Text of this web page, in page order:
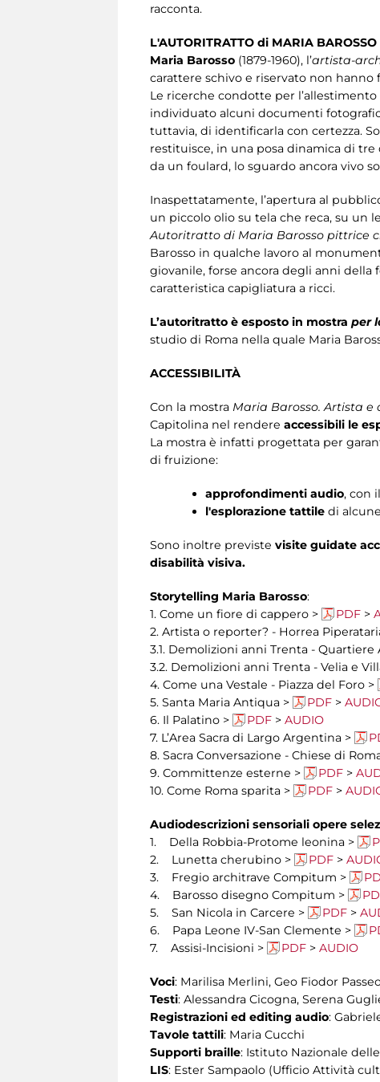
racconta.
L'AUTORITRATTO di MARIA BAROSSO
Maria Barosso (1879-1960), l’artista-
carattere schivo e riservato non
Le ricerche condotte per
individuato alcuni documenti
tuttavia, di identificarla con certezza.
restituisce, in una posa dinamica di
da un foulard, lo sguardo ancora vivo
Inaspettatamente, l’apertura al
un piccolo olio su tela che reca, su un
Autoritratto di Maria Barosso pittrice
Barosso in qualche lavoro al
giovanile, forse ancora degli anni
caratteristica capigliatura a ricci.
L’autoritratto è esposto in mostra per
studio di Roma nella quale Maria
ACCESSIBILITÀ
Con la mostra Maria Barosso. Artista
Capitolina nel rendere accessibili le
La mostra è infatti progettata per
di fruizione:
approfondimenti audio, con
l'esplorazione tattiledi
Sono inoltre previste visite guidate
disabilità visiva.
Storytelling Maria Barosso:
1. Come un fiore di cappero >
PDF >
2. Artista o reporter? - Horrea
3.1. Demolizioni anni Trenta - Quartiere
3.2. Demolizioni anni Trenta - Velia e
4. Come una Vestale - Piazza del Foro >
5. Santa Maria Antiqua >
PDF >
6. Il Palatino >
PDF > AUDIO
7. L’Area Sacra di Largo Argentina >
8. Sacra Conversazione - Chiese di
9. Committenze esterne >
PDF >
10. Come Roma sparita >
PDF >
Audiodescrizioni sensoriali opere
1. Della Robbia-Protome leonina >
2. Lunetta cherubino >
PDF >
3. Fregio architrave Compitum >
4. Barosso disegno Compitum >
5. San Nicola in Carcere >
PDF >
6. Papa Leone IV-San Clemente >
7. Assisi-Incisioni >
PDF > AUDIO
Voci: Marilisa Merlini, Geo Fiodor
Testi: Alessandra Cicogna, Serena
Registrazioni ed editing audio:
Tavole tattili: Maria Cucchi
Supporti braille: Istituto Nazionale
LIS: Ester Sampaolo (Ufficio Attività